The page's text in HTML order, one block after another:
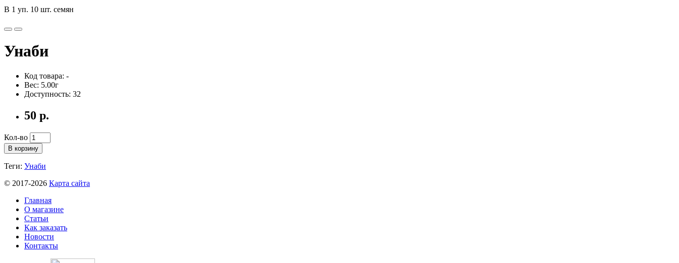
В 1 уп. 10 шт. семян
Унаби
Код товара: -
Вес: 5.00г
Доступность: 32
50 р.
Кол-во
В корзину
Теги: Унаби
© 2017-2026 Карта сайта
Главная
О магазине
Статьи
Как заказать
Новости
Контакты